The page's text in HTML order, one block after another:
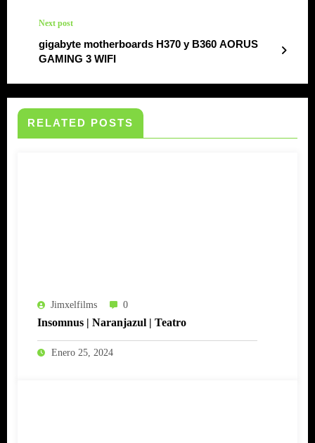
Next post
gigabyte motherboards H370 y B360 AORUS
GAMING 3 WIFI
RELATED POSTS
Jimxelfilms 0
Insomnus | Naranjazul | Teatro
Enero 25, 2024